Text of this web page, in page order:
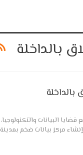
بالداخلة
البيانات والتكنولوجيا،
مركز بيانات ضخم بمدينة